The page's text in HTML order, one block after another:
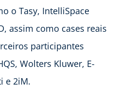
o Tasy, IntelliSpace
assim como cases reais
participantes
Wolters Kluwer, E-
e 2iM.